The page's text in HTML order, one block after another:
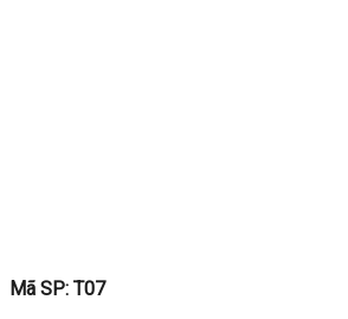
Mã SP: T07